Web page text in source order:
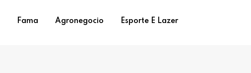
Fama Agronegocio Esporte E Lazer